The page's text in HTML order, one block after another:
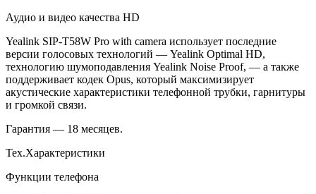
Аудио и видео качества HD
Yealink SIP-T58W Pro with camera использует последние
версии голосовых технологий — Yealink Optimal HD,
технологию шумоподавления Yealink Noise Proof, — а также
поддерживает кодек Opus, который максимизирует
акустические характеристики телефонной трубки, гарнитуры
и громкой связи.
Гарантия — 18 месяцев.
Тех.Характеристики
Функции телефона